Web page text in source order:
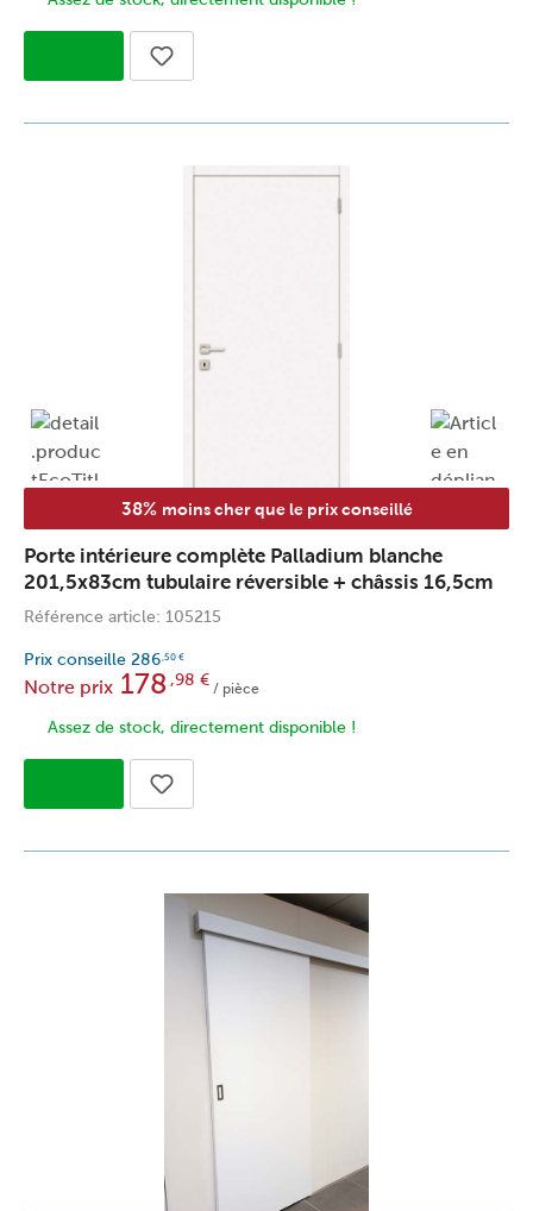
38% moins cher que le prix conseillé
Porte intérieure complète Palladium blanche
201,5x83cm tubulaire réversible + châssis 16,5cm
Référence article: 105215
Prix conseille 286,50 €
Notre prix 178 ,98 €
/ pièce
Assez de stock, directement disponible !